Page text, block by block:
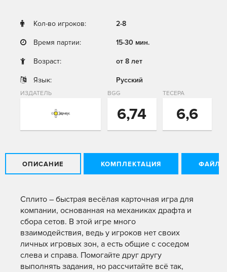
Кол-во игроков: 2-8
Время партии: 15-30 мин.
Возраст: от 8 лет
Язык: Русский
ИЗДАТЕЛЬ BGG
6,74
ТЕСЕРА
6,6
ОПИСАНИЕ КОМПЛЕКТАЦИЯ ФАЙЛЫ
Сплито – быстрая весёлая карточная игра для
компании, основанная на механиках драфта и
сбора сетов. В этой игре много
взаимодействия, ведь у игроков нет своих
личных игровых зон, а есть общие с соседом
слева и справа. Помогайте друг другу
выполнять задания, но рассчитайте всё так,